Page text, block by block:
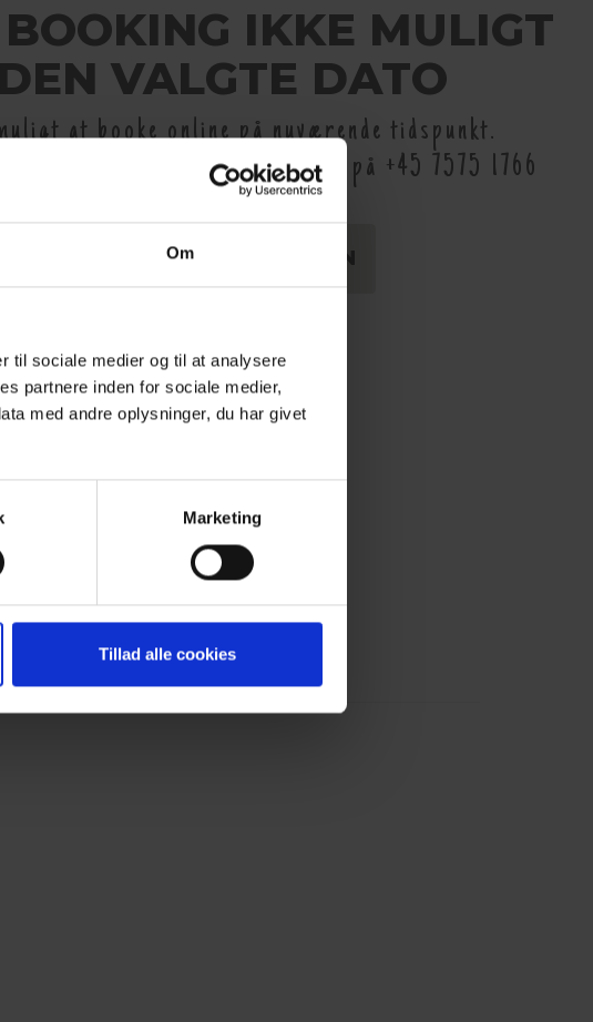
Om
til sociale medier og til at analysere
partnere inden for sociale medier,
med andre oplysninger, du har givet
Marketing
Tillad alle cookies
IKKE MULIGT
VALGTE DATO
at booke online på nuværende tidspunkt.
og nærmere information på +45 7575 1766
< VÆLG NY DATO I KALENDEREN